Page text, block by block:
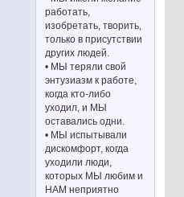
работать,
изобретать, творить,
только в присутствии
других людей.
• МЫ теряли свой
энтузиазм к работе,
когда кто-либо
уходил, и МЫ
оставались одни.
• МЫ испытывали
дискомфорт, когда
уходили люди,
которых МЫ любим и
НАМ неприятно